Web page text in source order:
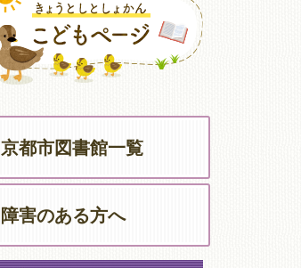
京都市図書館一覧
障害のある方へ